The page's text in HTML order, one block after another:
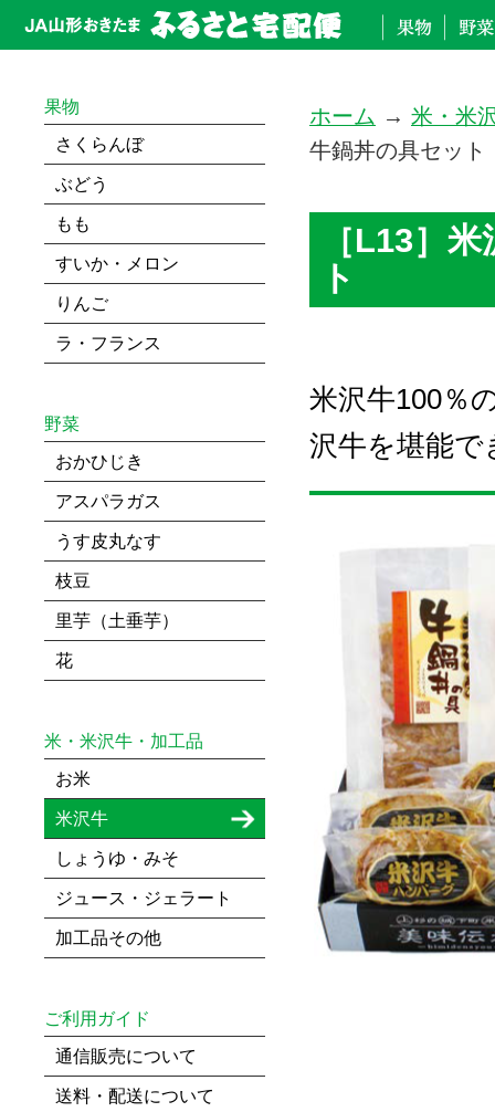
ホーム → 米・米
牛鍋丼の具セット
［L13］
ト
米沢牛100％
沢牛を堪能
果物
さくらんぼ
ぶどう
もも
すいか・メロン
りんご
ラ・フランス
野菜
おかひじき
アスパラガス
うす皮丸なす
枝豆
里芋（土垂芋）
花
米・米沢牛・加工品
お米
米沢牛
しょうゆ・みそ
ジュース・ジェラート
加工品その他
ご利用ガイド
通信販売について
送料・配送について